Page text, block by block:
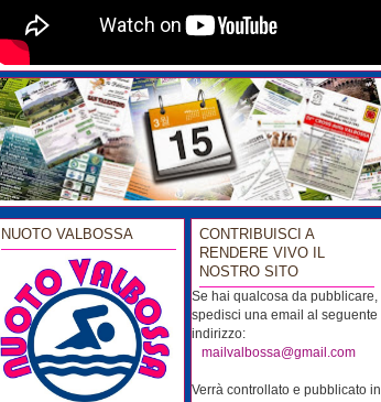
NUOTO VALBOSSA
CONTRIBUISCI A
RENDERE VIVO IL
NOSTRO SITO
Se hai qualcosa da pubblicare,
spedisci una email al seguente
indirizzo:
mailvalbossa@gmail.com
Verrà controllato e pubblicato in